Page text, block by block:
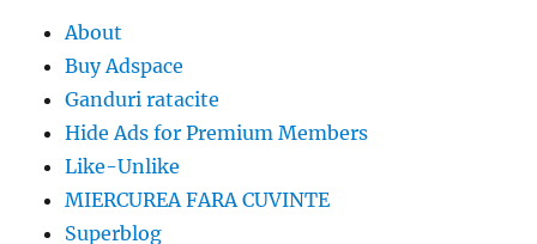
About
Buy Adspace
Ganduri ratacite
Hide Ads for Premium Members
Like-Unlike
MIERCUREA FARA CUVINTE
Superblog